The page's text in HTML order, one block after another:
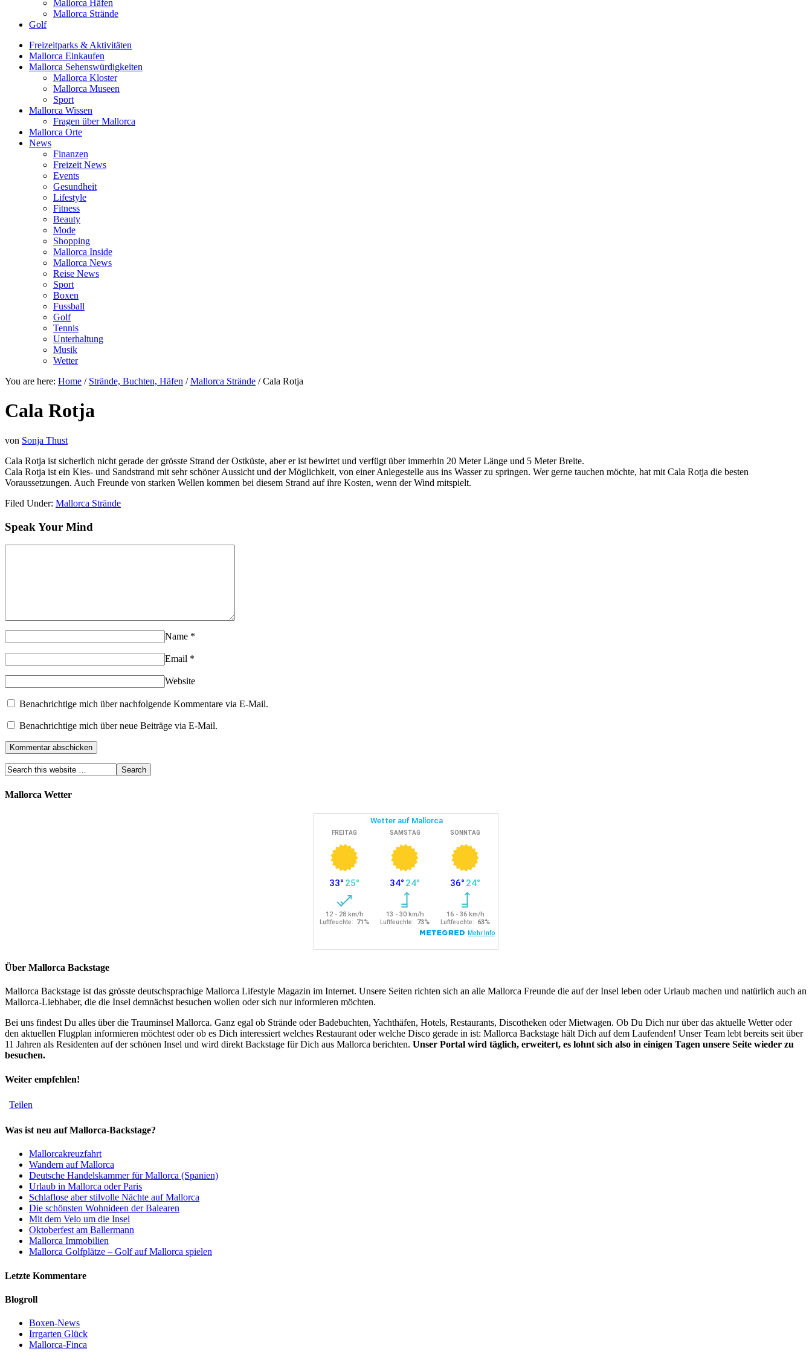
Mallorca Häfen
Mallorca Strände
Golf
Freizeitparks & Aktivitäten
Mallorca Einkaufen
Mallorca Sehenswürdigkeiten
Mallorca Kloster
Mallorca Museen
Sport
Mallorca Wissen
Fragen über Mallorca
Mallorca Orte
News
Finanzen
Freizeit News
Events
Gesundheit
Lifestyle
Fitness
Beauty
Mode
Shopping
Mallorca Inside
Mallorca News
Reise News
Sport
Boxen
Fussball
Golf
Tennis
Unterhaltung
Musik
Wetter
You are here: Home / Strände, Buchten, Häfen / Mallorca Strände /Cala Rotja
Cala Rotja
von Sonja Thust
Cala Rotja ist sicherlich nicht gerade der grösste Strand der Ostküste, aber er ist bewirtet und verfügt über immerhin 20 Meter Länge und 5 Meter Breite.
Cala Rotja ist ein Kies- und Sandstrand mit sehr schöner Aussicht und der Möglichkeit, von einer Anlegestelle aus ins Wasser zu springen. Wer gerne tauchen möchte, hat mit Cala Rotja die besten
Voraussetzungen. Auch Freunde von starken Wellen kommen bei diesem Strand auf ihre Kosten, wenn der Wind mitspielt.
Filed Under: Mallorca Strände
Speak Your Mind
Name *
Email *
Website
Benachrichtige mich über nachfolgende Kommentare via E-Mail.
Benachrichtige mich über neue Beiträge via E-Mail.
Mallorca Wetter
Über Mallorca Backstage
Mallorca Backstage ist das grösste deutschsprachige Mallorca Lifestyle Magazin im Internet. Unsere Seiten richten sich an alle Mallorca Freunde die auf der Insel leben oder Urlaub machen und natürlich auch an
Mallorca-Liebhaber, die die Insel demnächst besuchen wollen oder sich nur informieren möchten.
Bei uns findest Du alles über die Trauminsel Mallorca. Ganz egal ob Strände oder Badebuchten, Yachthäfen, Hotels, Restaurants, Discotheken oder Mietwagen. Ob Du Dich nur über das aktuelle Wetter oder
den aktuellen Flugplan informieren möchtest oder ob es Dich interessiert welches Restaurant oder welche Disco gerade in ist: Mallorca Backstage hält Dich auf dem Laufenden! Unser Team lebt bereits seit über
11 Jahren als Residenten auf der schönen Insel und wird direkt Backstage für Dich aus Mallorca berichten. Unser Portal wird täglich, erweitert, es lohnt sich also in einigen Tagen unsere Seite wieder zu
besuchen.
Weiter empfehlen!
Teilen
Was ist neu auf Mallorca-Backstage?
Mallorcakreuzfahrt
Wandern auf Mallorca
Deutsche Handelskammer für Mallorca (Spanien)
Urlaub in Mallorca oder Paris
Schlaflose aber stilvolle Nächte auf Mallorca
Die schönsten Wohnideen der Balearen
Mit dem Velo um die Insel
Oktoberfest am Ballermann
Mallorca Immobilien
Mallorca Golfplätze – Golf auf Mallorca spielen
Letzte Kommentare
Blogroll
Boxen-News
Irrgarten Glück
Mallorca-Finca